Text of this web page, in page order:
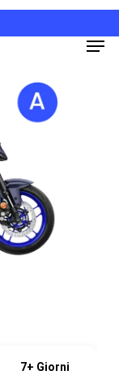
7+ Giorni